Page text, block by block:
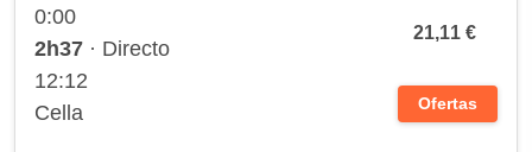
0:00
2h37 · Directo
12:12
Cella
21,11 €
Ofertas